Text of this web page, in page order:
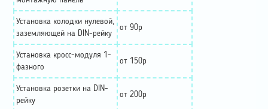
Установка колодки нулевой,
заземляющей на DIN-рейку
от 90р
Установка кросс-модуля 1-
фазного
от 150р
Установка розетки на DIN-
рейку
от 200р